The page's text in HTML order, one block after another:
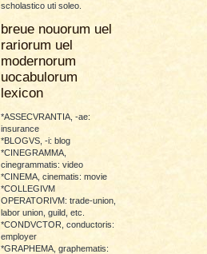
scholastico uti soleo.
breue nouorum uel
rariorum uel
modernorum
uocabulorum
lexicon
*ASSECVRANTIA, -ae:
insurance
*BLOGVS, -i: blog
*CINEGRAMMA,
cinegrammatis: video
*CINEMA, cinematis: movie
*COLLEGIVM
OPERATORIVM: trade-union,
labor union, guild, etc.
*CONDVCTOR, conductoris:
employer
*GRAPHEMA, graphematis: